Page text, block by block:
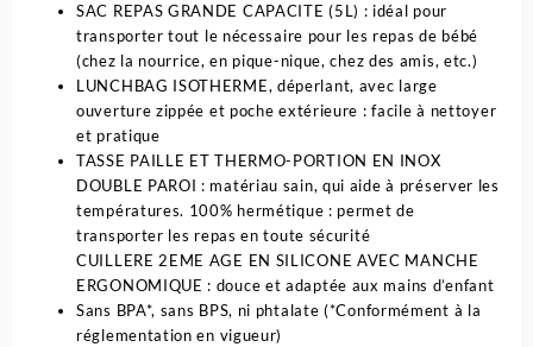
SAC REPAS GRANDE CAPACITE (5L) : idéal pour
transporter tout le nécessaire pour les repas de bébé
(chez la nourrice, en pique-nique, chez des amis, etc.)
LUNCHBAG ISOTHERME, déperlant, avec large
ouverture zippée et poche extérieure : facile à nettoyer
et pratique
TASSE PAILLE ET THERMO-PORTION EN INOX
DOUBLE PAROI : matériau sain, qui aide à préserver les
températures. 100% hermétique : permet de
transporter les repas en toute sécurité
CUILLERE 2EME AGE EN SILICONE AVEC MANCHE
ERGONOMIQUE : douce et adaptée aux mains d’enfant
Sans BPA*, sans BPS, ni phtalate (*Conformément à la
réglementation en vigueur)